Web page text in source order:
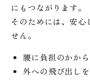
にもつながります。
そのためには、安心
せん。
腰に負担のかか
外への飛び出し